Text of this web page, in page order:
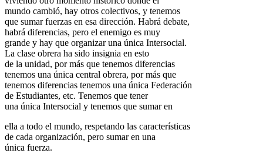
mundo cambió, hay otros colectivos, y tenemos
que sumar fuerzas en esa dirección. Habrá debate,
habrá diferencias, pero el enemigo es muy
grande y hay que organizar una única Intersocial.
La clase obrera ha sido insignia en esto
de la unidad, por más que tenemos diferencias
tenemos una única central obrera, por más que
tenemos diferencias tenemos una única Federación
de Estudiantes, etc. Tenemos que tener
una única Intersocial y tenemos que sumar en
ella a todo el mundo, respetando las características
de cada organización, pero sumar en una
única fuerza.